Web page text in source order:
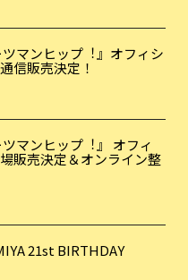
マンヒップ︕』オフィシ
信販売決定！
マンヒップ︕』 オフィ
販売決定＆オンライン整
21st BIRTHDAY